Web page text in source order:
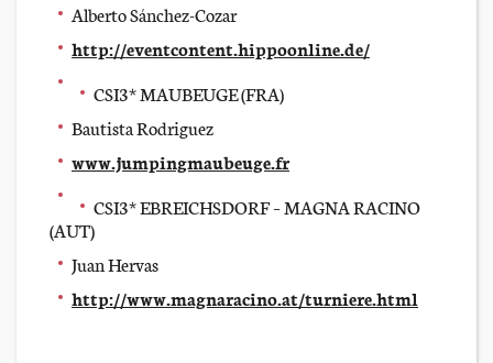
Alberto Sánchez-Cozar
http://eventcontent.hippoonline.de/
CSI3* MAUBEUGE (FRA)
Bautista Rodriguez
www.jumpingmaubeuge.fr
CSI3* EBREICHSDORF – MAGNA RACINO
(AUT)
Juan Hervas
http://www.magnaracino.at/turniere.html